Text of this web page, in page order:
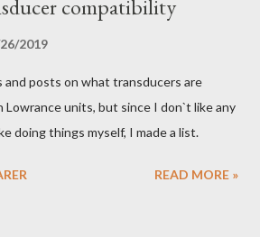
compatibility
2019
and posts on what transducers are
units, but since I don`t like any
doing things myself, I made a list.
READ MORE »